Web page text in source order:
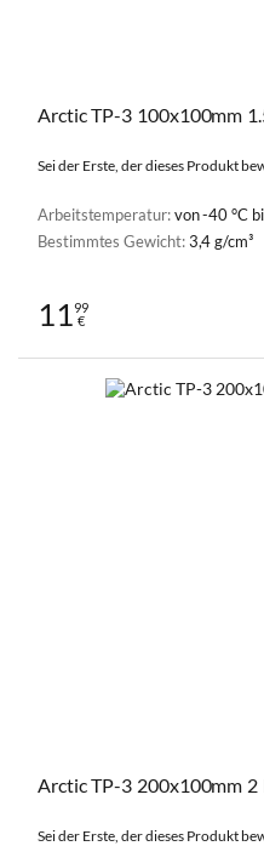
Arctic TP-3 100x100mm
Sei der Erste, der dieses Produkt
Arbeitstemperatur:von -40 °C
Bestimmtes Gewicht:3,4 g/cm³
1199
€
Arctic TP-3 200x100mm 2
Sei der Erste, der dieses Produkt